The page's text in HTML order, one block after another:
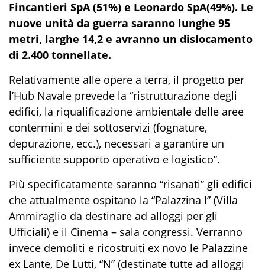
Fincantieri SpA(51%) e Leonardo SpA(49%). Le
nuove unità da guerra saranno lunghe 95
metri, larghe 14,2 e avranno un dislocamento
di 2.400 tonnellate.
Relativamente alle opere a terra, il progetto per
l’Hub Navale prevede la “ristrutturazione degli
edifici, la riqualificazione ambientale delle aree
contermini e dei sottoservizi (fognature,
depurazione, ecc.), necessari a garantire un
sufficiente supporto operativo e logistico”.
Più specificatamente saranno “risanati” gli edifici
che attualmente ospitano la “Palazzina I” (Villa
Ammiraglio da destinare ad alloggi per gli
Ufficiali) e il Cinema – sala congressi. Verranno
invece demoliti e ricostruiti ex novo le Palazzine
ex Lante, De Lutti, “N” (destinate tutte ad alloggi